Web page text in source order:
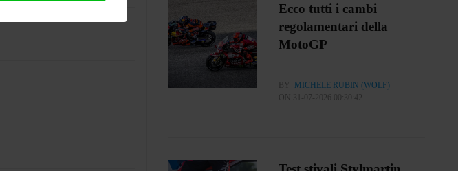
Ecco tutti i cambi
regolamentari della
MotoGP
BY
MICHELE RUBIN (WOLF)
ON 31-07-2026 00:30:42